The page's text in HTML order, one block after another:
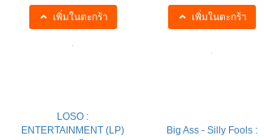
เพิ่มในตะกร้า เพิ่มในตะกร้า
LOSO :